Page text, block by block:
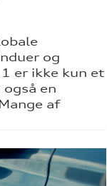
og
er ikke kun et
en
af